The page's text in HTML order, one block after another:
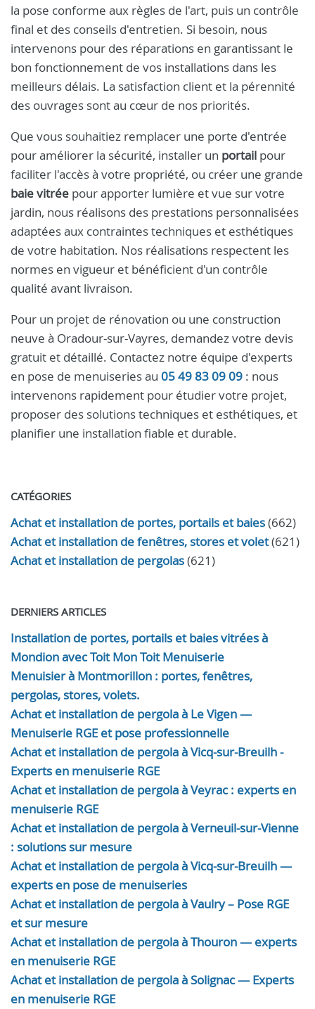
la pose conforme aux règles de l'art, puis un contrôle
final et des conseils d'entretien. Si besoin, nous
intervenons pour des réparations en garantissant le
bon fonctionnement de vos installations dans les
meilleurs délais. La satisfaction client et la pérennité
des ouvrages sont au cœur de nos priorités.
Que vous souhaitiez remplacer une porte d'entrée
pour améliorer la sécurité, installer un portail pour
faciliter l'accès à votre propriété, ou créer une grande
baie vitrée pour apporter lumière et vue sur votre
jardin, nous réalisons des prestations personnalisées
adaptées aux contraintes techniques et esthétiques
de votre habitation. Nos réalisations respectent les
normes en vigueur et bénéficient d'un contrôle
qualité avant livraison.
Pour un projet de rénovation ou une construction
neuve à Oradour-sur-Vayres, demandez votre devis
gratuit et détaillé. Contactez notre équipe d'experts
en pose de menuiseries au 05 49 83 09 09 : nous
intervenons rapidement pour étudier votre projet,
proposer des solutions techniques et esthétiques, et
planifier une installation fiable et durable.
CATÉGORIES
Achat et installation de portes, portails et baies(662)
Achat et installation de fenêtres, stores et volet(621)
Achat et installation de pergolas(621)
DERNIERS ARTICLES
Installation de portes, portails et baies vitrées à
Mondion avec Toit Mon Toit Menuiserie
Menuisier à Montmorillon : portes, fenêtres,
pergolas, stores, volets.
Achat et installation de pergola à Le Vigen —
Menuiserie RGE et pose professionnelle
Achat et installation de pergola à Vicq-sur-Breuilh -
Experts en menuiserie RGE
Achat et installation de pergola à Veyrac : experts en
menuiserie RGE
Achat et installation de pergola à Verneuil-sur-Vienne
: solutions sur mesure
Achat et installation de pergola à Vicq-sur-Breuilh —
experts en pose de menuiseries
Achat et installation de pergola à Vaulry – Pose RGE
et sur mesure
Achat et installation de pergola à Thouron — experts
en menuiserie RGE
Achat et installation de pergola à Solignac — Experts
en menuiserie RGE